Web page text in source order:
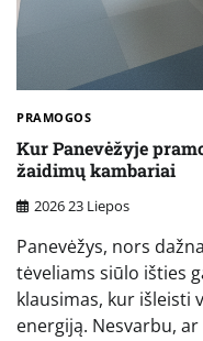
PRAMOGOS
Kur Panevėžyje
žaidimų kambariai
2026 23 Liepos
Panevėžys, nors
tėveliams siūlo išties
klausimas, kur išleisti
energiją. Nesvarbu,